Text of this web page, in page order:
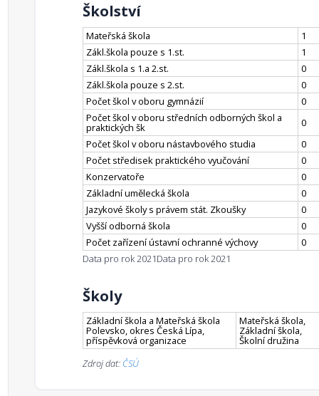
Školství
Mateřská škola
1
Zákl.škola pouze s 1.st.
1
Zákl.škola s 1.a 2.st.
0
Zákl.škola pouze s 2.st.
0
Počet škol v oboru gymnázií
0
Počet škol v oboru středních odborných škol a
praktických šk
0
Počet škol v oboru nástavbového studia
0
Počet středisek praktického vyučování
0
Konzervatoře
0
Základní umělecká škola
0
Jazykové školy s právem stát. Zkoušky
0
Vyšší odborná škola
0
Počet zařízení ústavní ochranné výchovy
0
Data pro rok 2021Data pro rok 2021
Školy
Základní škola a Mateřská škola
Polevsko, okres Česká Lípa,
příspěvková organizace
Mateřská škola,
Základní škola,
Školní družina
Zdroj dat: ČSÚ